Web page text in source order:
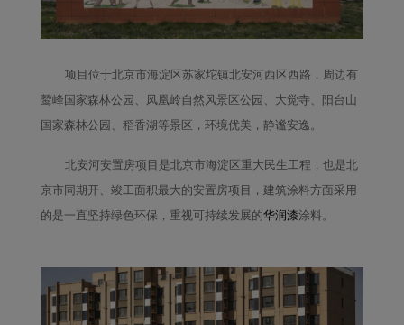
项目位于北京市海淀区苏家坨镇北安河西区西路，周边有
鹫峰国家森林公园、凤凰岭自然风景区公园、大觉寺、阳台山
国家森林公园、稻香湖等景区，环境优美，静谧安逸。
北安河安置房项目 是北京市海淀区重大民生工程，也是北
京市同期开、竣工面积最大的安置房项目，建筑涂料方面采用
的是一直坚持绿色环保，重视可持续发展的华润漆涂料。